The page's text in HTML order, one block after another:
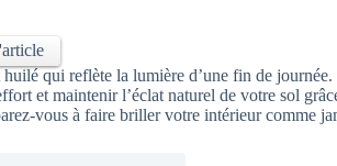
qui reflète la lumière d’une fin de
et maintenir l’éclat naturel de votre sol
vous à faire briller votre intérieur comme